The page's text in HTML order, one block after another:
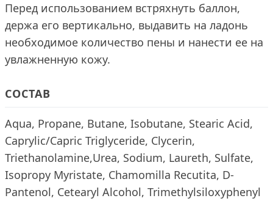
Перед использованием встряхнуть баллон,
держа его вертикально, выдавить на ладонь
необходимое количество пены и нанести ее на
увлажненную кожу.
СОСТАВ
Aqua, Propane, Butane, Isobutane, Stearic Acid,
Caprylic/Capric Triglyceride, Clycerin,
Triethanolamine,Urea, Sodium, Laureth, Sulfate,
Isopropy Myristate, Chamomilla Recutita, D-
Pantenol, Cetearyl Alcohol, Trimethylsiloxyphenyl